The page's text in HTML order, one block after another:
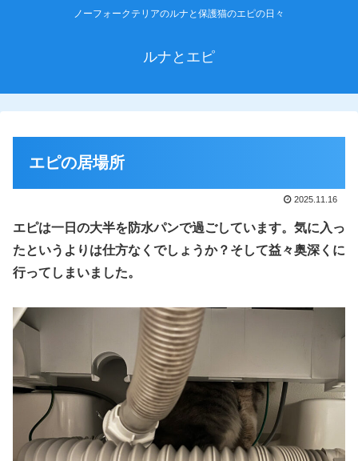
ノーフォークテリアのルナと保護猫のエピの日々
ルナとエピ
エピの居場所
2025.11.16
エピは一日の大半を 防水パンで過ごしています。気に入っ
たというよりは仕方なくでしょうか？そして益々奥深くに
行ってしまいました。